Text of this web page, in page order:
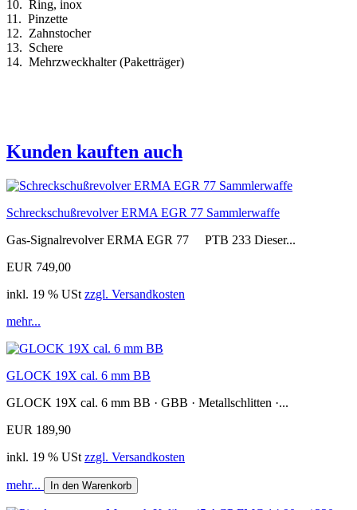
10. Ring, inox
11. Pinzette
12. Zahnstocher
13. Schere
14. Mehrzweckhalter (Paketträger)
Kunden kauften auch
Schreckschußrevolver ERMA EGR 77 Sammlerwaffe
Gas-Signalrevolver ERMA EGR 77 PTB 233 Dieser...
EUR 749,00
inkl. 19 % USt zzgl. Versandkosten
mehr...
GLOCK 19X cal. 6 mm BB
GLOCK 19X cal. 6 mm BB · GBB · Metallschlitten ·...
EUR 189,90
inkl. 19 % USt zzgl. Versandkosten
mehr... In den Warenkorb